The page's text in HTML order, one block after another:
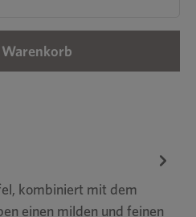
kombiniert mit dem
einen milden und feinen